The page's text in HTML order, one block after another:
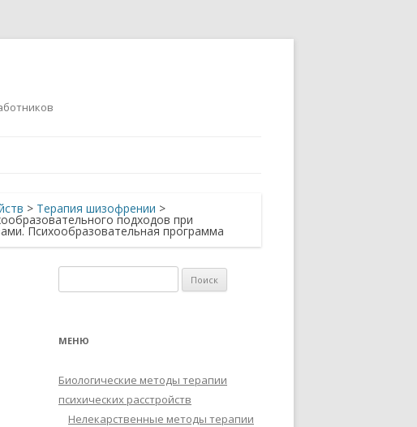
> Терапия шизофрении >
подходов при
Психообразовательная программа
МЕНЮ
Биологические методы терапии
психических расстройств
Нелекарственные методы терапии